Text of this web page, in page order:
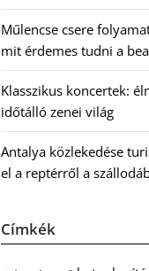
Műlencse csere
mit érdemes tudni a
Klasszikus koncertek:
időtálló zenei világ
Antalya közlekedése
el a reptérről a
Címkék